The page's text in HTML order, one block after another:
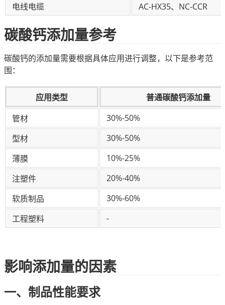
电线电缆
AC-HX35、NC-CCR
碳酸钙添加量参考
碳酸钙的添加量需要根据具体应用进行调整，以下是参考范
围：
应用类型
普通碳酸钙添加量
管材
30%-50%
型材
30%-50%
薄膜
10%-25%
注塑件
20%-40%
软质制品
30%-60%
工程塑料
-
影响添加量的因素
一、制品性能要求